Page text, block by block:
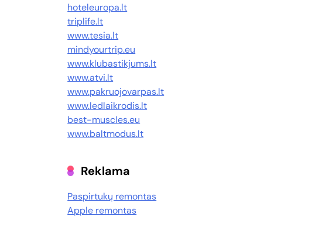
hoteleuropa.lt
triplife.lt
www.tesia.lt
mindyourtrip.eu
www.klubastikjums.lt
www.atvi.lt
www.pakruojovarpas.lt
www.ledlaikrodis.lt
best-muscles.eu
www.baltmodus.lt
Reklama
Paspirtukų remontas
Apple remontas